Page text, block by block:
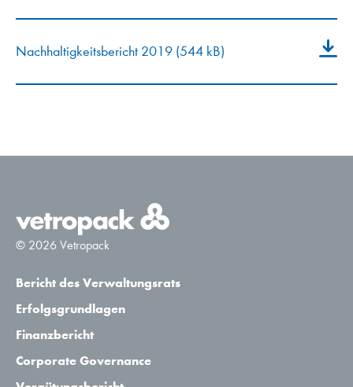
Nachhaltigkeitsbericht 2019 (544 kB)
© 2026 Vetropack
Bericht des Verwaltungsrats
Erfolgsgrundlagen
Finanzbericht
Corporate Governance